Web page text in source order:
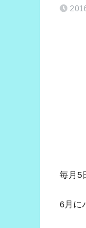
毎月5
6月に